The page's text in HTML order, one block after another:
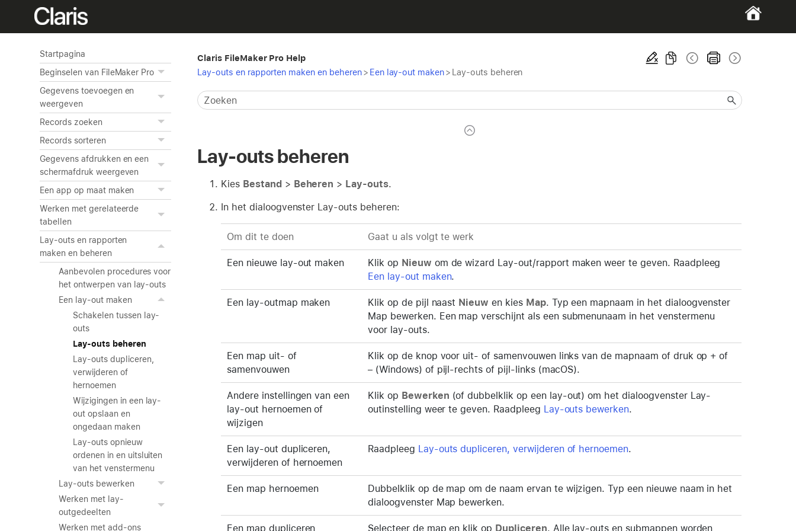
Startpagina
Beginselen van FileMaker Pro
Gegevens toevoegen en
weergeven
Records zoeken
Records sorteren
Gegevens afdrukken en een
schermafdruk weergeven
Een app op maat maken
Werken met gerelateerde
tabellen
Lay-outs en rapporten
maken en beheren
Aanbevolen procedures voor
het ontwerpen van lay-outs
Een lay-out maken
Schakelen tussen lay-
outs
Lay-outs beheren
Lay-outs dupliceren,
verwijderen of
hernoemen
Wijzigingen in een lay-
out opslaan en
ongedaan maken
Lay-outs opnieuw
ordenen in en uitsluiten
van het venstermenu
Lay-outs bewerken
Werken met lay-
outgedeelten
Werken met add-ons
Claris FileMaker Pro Help
Lay-outs en rapporten maken en beheren> Een lay-out maken> Lay-outs beheren
Lay-outs beheren
Kies Bestand> Beheren > Lay-outs.
In het dialoogvenster Lay-outs beheren:
Om dit te doen Gaat u als volgt te werk
Een nieuwe lay-out maken Klik op Nieuw om de wizard Lay-out/rapport maken weer te geven. Raadpleeg
Een lay-out maken.
Een lay-outmap maken Klik op de pijl naast Nieuw en kies Map. Typ een mapnaam in het dialoogvenster
Map bewerken. Een map verschijnt als een submenunaam in het venstermenu
voor lay-outs.
Een map uit- of
samenvouwen
Klik op de knop voor uit- of samenvouwen links van de mapnaam of druk op + of
– (Windows) of pijl-rechts of pijl-links (macOS).
Andere instellingen van een
lay-out hernoemen of
wijzigen
Klik op Bewerken (of dubbelklik op een lay-out) om het dialoogvenster Lay-
outinstelling weer te geven. Raadpleeg Lay-outs bewerken.
Een lay-out dupliceren,
verwijderen of hernoemen
Raadpleeg Lay-outs dupliceren, verwijderen of hernoemen.
Een map hernoemen
Dubbelklik op de map om de naam ervan te wijzigen. Typ een nieuwe naam in het
dialoogvenster Map bewerken.
Een map dupliceren Selecteer de map en klik op Dupliceren. Alle lay-outs en submappen worden